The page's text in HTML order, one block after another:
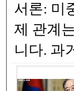
서론: 미
제 관계는 세계 경제 에 지대한 영향을 미치고
니